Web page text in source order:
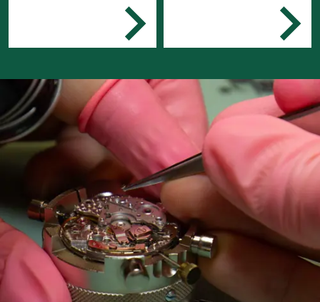
Een reparatieatelier van
zelfstandig gevestigde
uurwerktechnicus,
uurwerken
uurwerkonderdelen
Je ontwikkelt een
concept
Je promoot de
onderneming
Je adviseert klanten
Je voert de financiële
administratie uit.